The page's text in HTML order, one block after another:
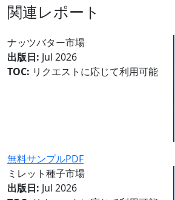
関連レポート
ナッツバター市場
出版日: Jul 2026
TOC: リクエストに応じて利用可能
無料サンプルPDF
ミレット種子市場
出版日: Jul 2026